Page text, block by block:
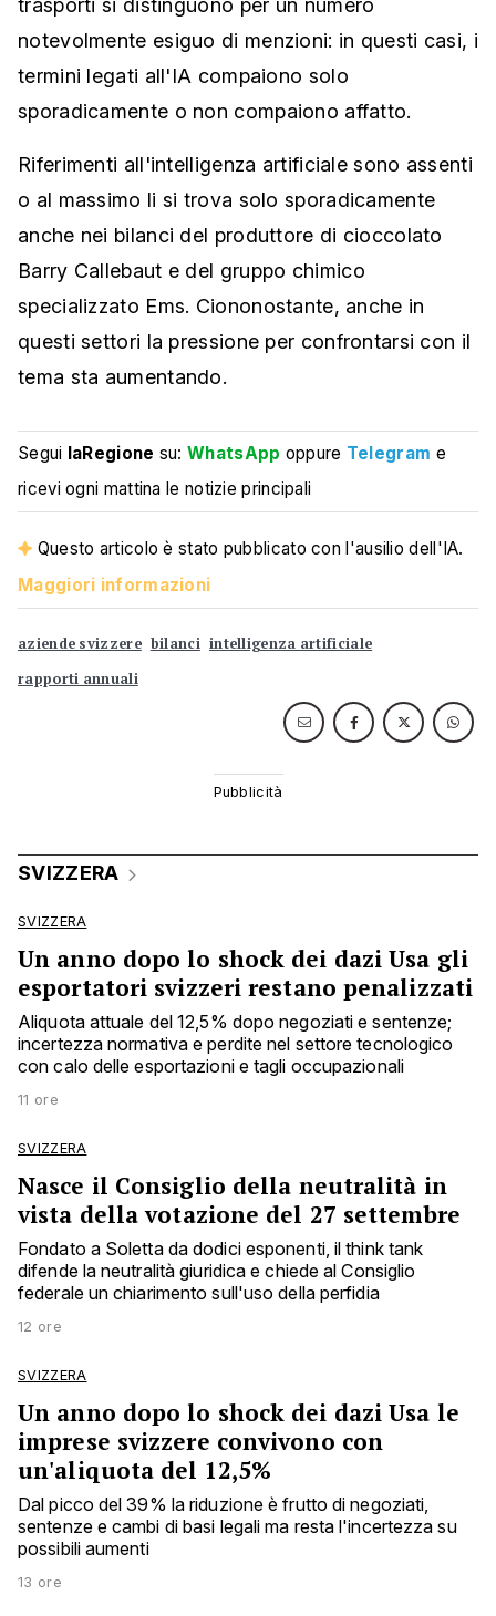
trasporti si distinguono per un numero
notevolmente esiguo di menzioni: in questi casi, i
termini legati all'IA compaiono solo
sporadicamente o non compaiono affatto.
Riferimenti all'intelligenza artificiale sono assenti
o al massimo li si trova solo sporadicamente
anche nei bilanci del produttore di cioccolato
Barry Callebaut e del gruppo chimico
specializzato Ems. Ciononostante, anche in
questi settori la pressione per confrontarsi con il
tema sta aumentando.
Segui laRegione su:WhatsApp oppure Telegram e
ricevi ogni mattina le notizie principali
Questo articolo è stato pubblicato con l'ausilio dell'IA.
Maggiori informazioni
aziende svizzere bilanci intelligenza artificiale
rapporti annuali
SVIZZERA
SVIZZERA
Un anno dopo lo shock dei dazi Usa gli
esportatori svizzeri restano penalizzati
Aliquota attuale del 12,5% dopo negoziati e sentenze;
incertezza normativa e perdite nel settore tecnologico
con calo delle esportazioni e tagli occupazionali
11 ore
SVIZZERA
Nasce il Consiglio della neutralità in
vista della votazione del 27 settembre
Fondato a Soletta da dodici esponenti, il think tank
difende la neutralità giuridica e chiede al Consiglio
federale un chiarimento sull'uso della perfidia
12 ore
SVIZZERA
Un anno dopo lo shock dei dazi Usa le
imprese svizzere convivono con
un'aliquota del 12,5%
Dal picco del 39% la riduzione è frutto di negoziati,
sentenze e cambi di basi legali ma resta l'incertezza su
possibili aumenti
13 ore